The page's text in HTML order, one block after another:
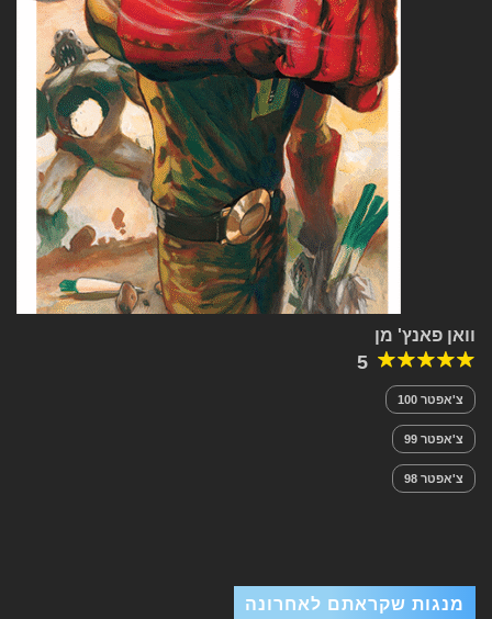
וואן פאנץ' מן
5
צ'אפטר 100
צ'אפטר 99
צ'אפטר 98
מנגות שקראתם לאחרונה